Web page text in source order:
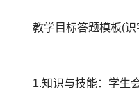
教学目标答题模板(
1.知识与技能：学生